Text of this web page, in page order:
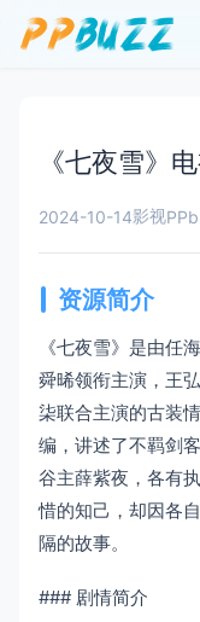
《七夜雪》
2024-10-14影视
资源简介
《七夜雪》是由任
舜晞领衔主演，王
柒联合主演的古装
编，讲述了不羁剑
谷主薛紫夜，各有
惜的知己，却因各
隔的故事。
### 剧情简介